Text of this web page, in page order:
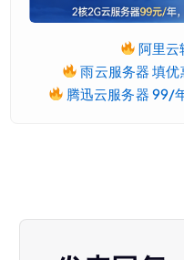
阿里
雨云服务器 填
腾迅云服务器 99/